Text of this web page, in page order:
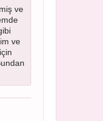
ve
ve